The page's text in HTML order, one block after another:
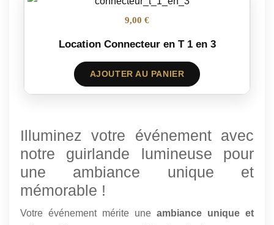
9,00 €
Location Connecteur en T 1 en 3
AJOUTER AU PANIER
Illuminez votre événement avec
notre guirlande lumineuse pour
une ambiance unique et
mémorable !
Votre événement mérite une ambiance unique et